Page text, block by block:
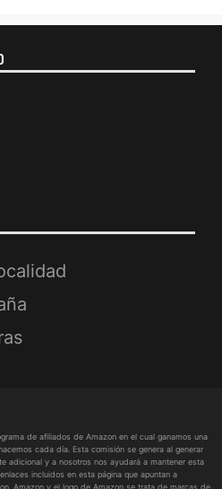
de afiliados de Amazon en el cual ganamos una
cada día. Esta comisión se genera al generar
adicional y a nosotros nos ayudará a mantener esta
incluidos en esta página que apuntan a